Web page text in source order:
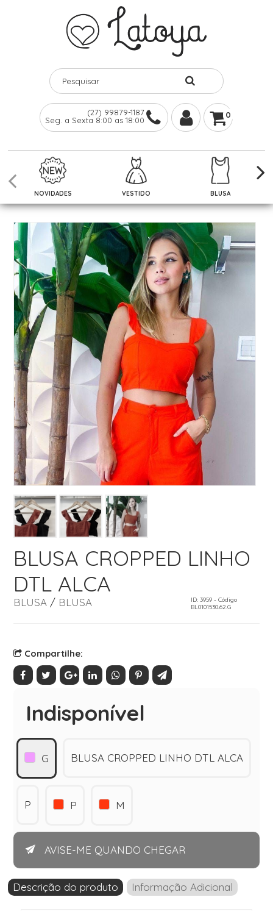
(27) 99879-1187
Seg. a Sexta 8:00 as 18:00
0
NOVIDADES VESTIDO BLUSA
BLUSA CROPPED LINHO
DTL ALCA
BLUSA/ BLUSA
ID: 3959 - Código
BL0101530.62.G
Compartilhe:
Indisponível
G BLUSA CROPPED LINHO DTL ALCA
P P M
AVISE-ME QUANDO CHEGAR
Descrição do produto Informação Adicional